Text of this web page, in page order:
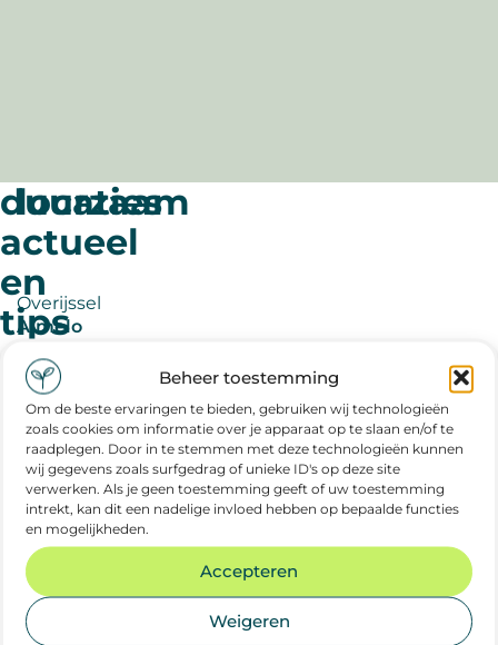
Beheer toestemming
Om de beste ervaringen te bieden, gebruiken wij technologieën
zoals cookies om informatie over je apparaat op te slaan en/of te
raadplegen. Door in te stemmen met deze technologieën kunnen
wij gegevens zoals surfgedrag of unieke ID's op deze site
verwerken. Als je geen toestemming geeft of uw toestemming
intrekt, kan dit een nadelige invloed hebben op bepaalde functies
en mogelijkheden.
Accepteren
Weigeren
duurzaam
actueel
en
tips
duurzaam
nieuws
juli
2026
duurzaam nieuws
locaties
Overijssel
Almelo
Enschede
Hengelo
Zwolle
Zeeland
Goes
Middelburg
Terneuzen
Vlissingen